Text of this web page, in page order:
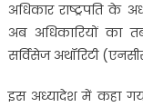
अधिकार राष्ट्रपति के
अब अधिकारियों का
सर्विसेज अथॉरिटी
इस अध्यादेश में कहा